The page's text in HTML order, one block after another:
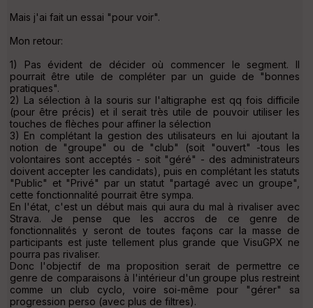
Mais j'ai fait un essai "pour voir".
Mon retour:
1) Pas évident de décider où commencer le segment. Il
pourrait être utile de compléter par un guide de "bonnes
pratiques".
2) La sélection à la souris sur l'altigraphe est qq fois difficile
(pour être précis) et il serait très utile de pouvoir utiliser les
touches de flèches pour affiner la sélection
3) En complétant la gestion des utilisateurs en lui ajoutant la
notion de "groupe" ou de "club" (soit "ouvert" -tous les
volontaires sont acceptés - soit "géré" - des administrateurs
doivent accepter les candidats), puis en complétant les statuts
"Public" et "Privé" par un statut "partagé avec un groupe",
cette fonctionnalité pourrait être sympa.
En l'état, c'est un début mais qui aura du mal à rivaliser avec
Strava. Je pense que les accros de ce genre de
fonctionnalités y seront de toutes façons car la masse de
participants est juste tellement plus grande que VisuGPX ne
pourra pas rivaliser.
Donc l'objectif de ma proposition serait de permettre ce
genre de comparaisons à l'intérieur d'un groupe plus restreint
comme un club cyclo, voire soi-même pour "gérer" sa
progression perso (avec plus de filtres).